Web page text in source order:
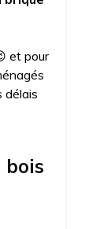
et pour
délais
bois